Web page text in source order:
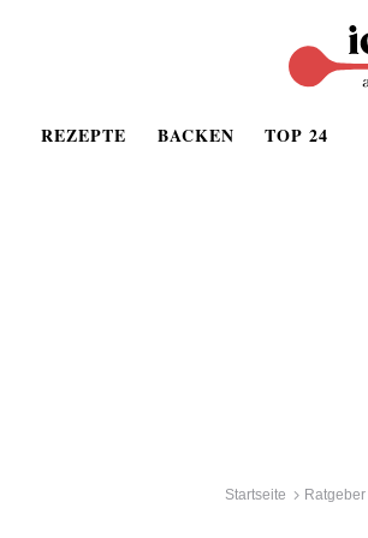
REZEPTE BACKEN TOP 24
Startseite Ratgeber